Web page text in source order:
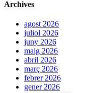
Archives
agost 2026
juliol 2026
juny 2026
maig 2026
abril 2026
març 2026
febrer 2026
gener 2026